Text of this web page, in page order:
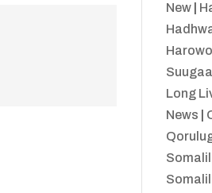
New|
Long
News